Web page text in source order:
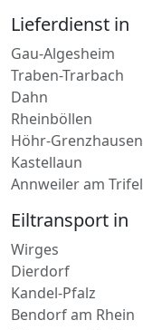
Dahn
Rheinböllen
Höhr-Grenzhausen
Kastellaun
Annweiler am Trifels
Eiltransport in
Wirges
Kandel-Pfalz
Bendorf am Rhein
Bingen am Rhein
Konz
Schweich